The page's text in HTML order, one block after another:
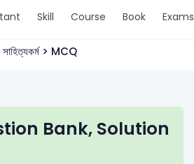
Skill Course Book Exams
সাহিত্যকর্ম > MCQ
Bank, Solution